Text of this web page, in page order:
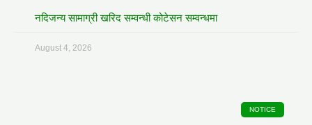
नदिजन्य सामाग्री खरिद सम्वन्धी कोटेसन सम्वन्धमा
August 4, 2026
NOTICE